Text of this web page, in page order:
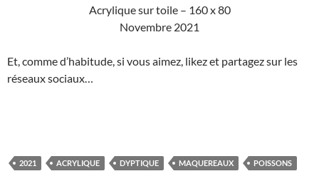
Acrylique sur toile – 160 x 80
Novembre 2021
Et, comme d’habitude, si vous aimez, likez et partagez sur les
réseaux sociaux…
2021 ACRYLIQUE DYPTIQUE MAQUEREAUX POISSONS